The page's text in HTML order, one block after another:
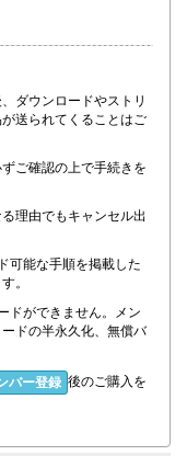
ダウンロードやストリ
送られてくることはご
ご確認の上で手続きを
理由でもキャンセル出
可能な手順を掲載した
。
ドができません。メン
ドの半永久化、無償バ
バー登録 後のご購入を